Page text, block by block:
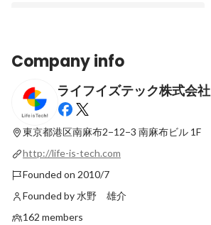
「納品」の枠を超えた価値提供。“関わる
人すべてを笑顔にする”CXグループの仕事
哲学Latest
Company info
ライフイズテック株式会社
東京都港区南麻布2−12−3 南麻布ビル 1F
http://life-is-tech.com
Founded on 2010/7
Founded by 水野 雄介
162 members